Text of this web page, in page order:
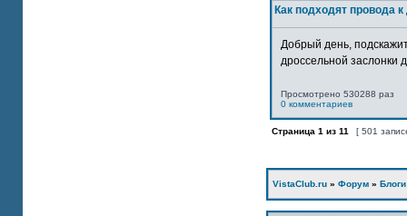
Как подходят провода
Добрый день,
дроссельной заслонки
Просмотрено 530288 раз
0 комментариев
Страница 1 из 11 [ 501
VistaClub.ru » Форум » Блоги